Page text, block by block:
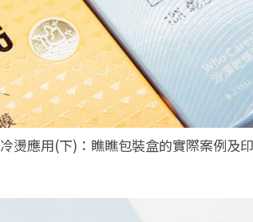
冷燙應用(下)：瞧瞧包裝盒的實際案例及